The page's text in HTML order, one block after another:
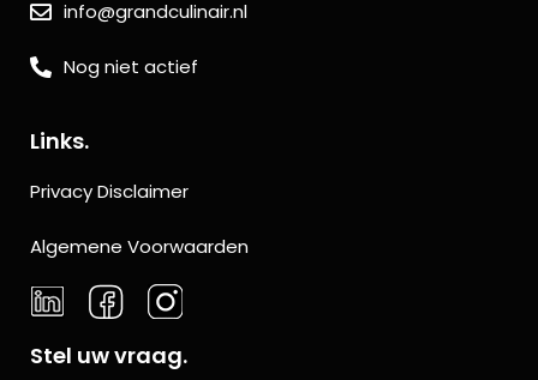
info@grandculinair.nl
Nog niet actief
Links.
Privacy Disclaimer
Algemene Voorwaarden
Stel uw vraag.